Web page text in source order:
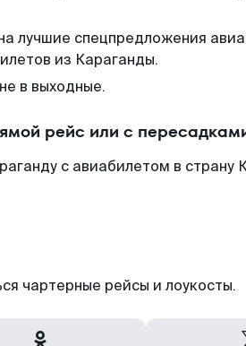
лучшие спецпредложения
из Караганды.
в выходные.
рейс или с
с авиабилетом в страну
чартерные рейсы и лоукосты.